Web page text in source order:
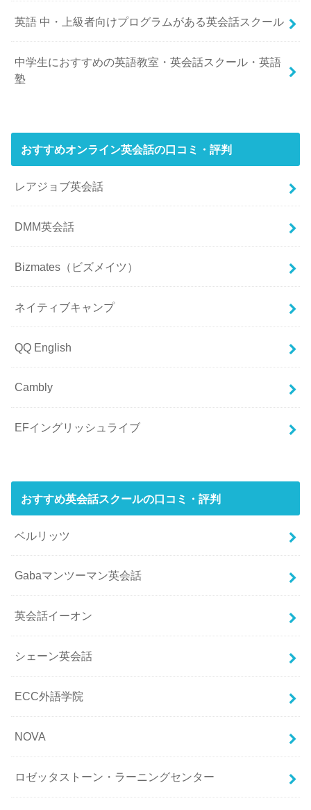
英語 中・上級者向けプログラムがある英会話スクール
中学生におすすめの英語教室・英会話スクール・英語
塾
おすすめオンライン英会話の口コミ・評判
レアジョブ英会話
DMM英会話
Bizmates（ビズメイツ）
ネイティブキャンプ
QQ English
Cambly
EFイングリッシュライブ
おすすめ英会話スクールの口コミ・評判
ベルリッツ
Gabaマンツーマン英会話
英会話イーオン
シェーン英会話
ECC外語学院
NOVA
ロゼッタストーン・ラーニングセンター